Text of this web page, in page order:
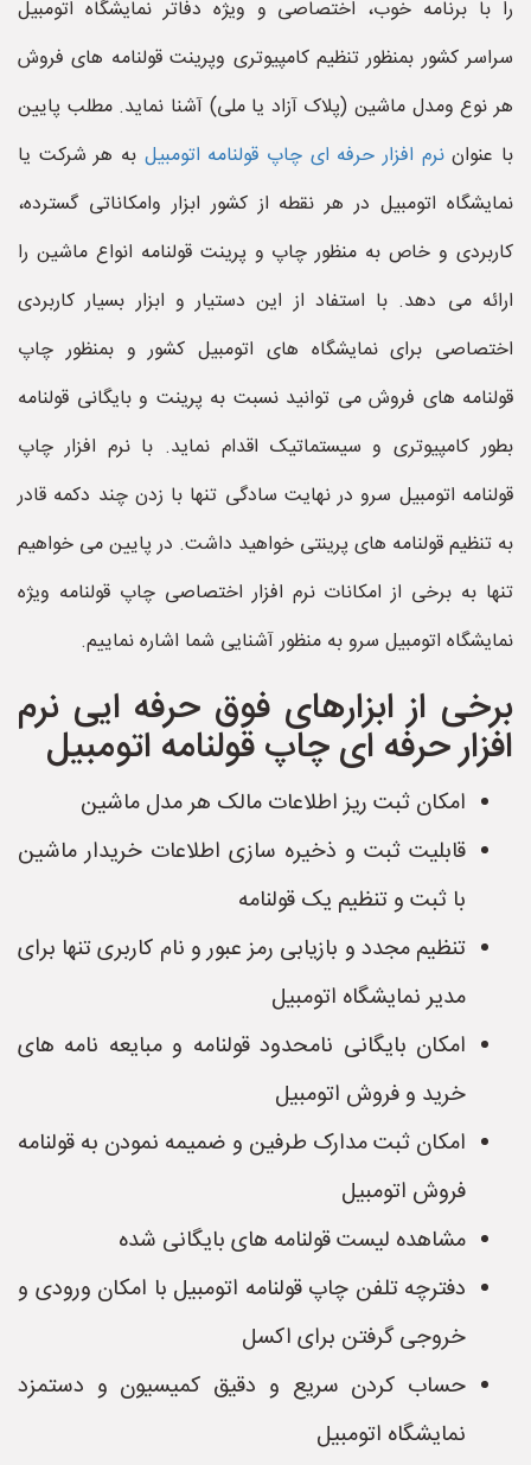
را با برنامه خوب، اختصاصی و ویژه دفاتر نمایشگاه اتومبیل
سراسر کشور بمنظور تنظیم کامپیوتری وپرینت قولنامه های فروش
هر نوع ومدل ماشین (پلاک آزاد یا ملی) آشنا نماید. مطلب پایین
با عنواننرم افزار حرفه ای چاپ قولنامه اتومبیل به هر شرکت یا
نمایشگاه اتومبیل در هر نقطه از کشور ابزار وامکاناتی گسترده،
کاربردی و خاص به منظور چاپ و پرینت قولنامه انواع ماشین را
ارائه می دهد. با استفاد از این دستیار و ابزار بسیار کاربردی
اختصاصی برای نمایشگاه های اتومبیل کشور و بمنظور چاپ
قولنامه های فروش می توانید نسبت به پرینت و بایگانی قولنامه
بطور کامپیوتری و سیستماتیک اقدام نماید. با نرم افزار چاپ
قولنامه اتومبیل سرو در نهایت سادگی تنها با زدن چند دکمه قادر
به تنظیم قولنامه های پرینتی خواهید داشت. در پایین می خواهیم
تنها به برخی از امکانات نرم افزار اختصاصی چاپ قولنامه ویژه
نمایشگاه اتومبیل سرو به منظور آشنایی شما اشاره نماییم.
برخی از ابزارهای فوق حرفه ایی نرم
افزار حرفه ای چاپ قولنامه اتومبیل
امکان ثبت ریز اطلاعات مالک هر مدل ماشین
قابلیت ثبت و ذخیره سازی اطلاعات خریدار ماشین
با ثبت و تنظیم یک قولنامه
تنظیم مجدد و بازیابی رمز عبور و نام کاربری تنها برای
مدیر نمایشگاه اتومبیل
امکان بایگانی نامحدود قولنامه و مبایعه نامه های
خرید و فروش اتومبیل
امکان ثبت مدارک طرفین و ضمیمه نمودن به قولنامه
فروش اتومبیل
مشاهده لیست قولنامه های بایگانی شده
دفترچه تلفن چاپ قولنامه اتومبیل با امکان ورودی و
خروجی گرفتن برای اکسل
حساب کردن سریع و دقیق کمیسیون و دستمزد
نمایشگاه اتومبیل